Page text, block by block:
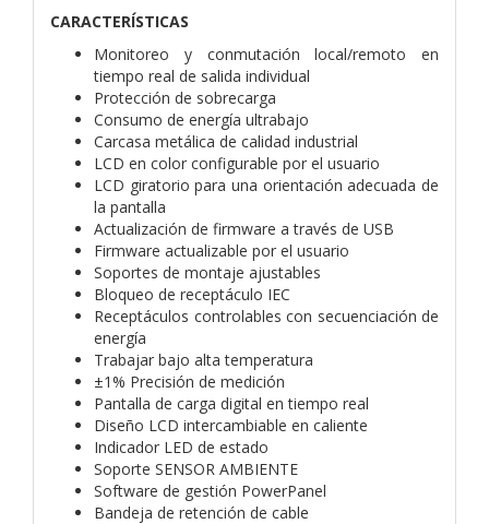
CARACTERÍSTICAS
Monitoreo y conmutación local/remoto en
tiempo real de salida individual
Protección de sobrecarga
Consumo de energía ultrabajo
Carcasa metálica de calidad industrial
LCD en color configurable por el usuario
LCD giratorio para una orientación adecuada de
la pantalla
Actualización de firmware a través de USB
Firmware actualizable por el usuario
Soportes de montaje ajustables
Bloqueo de receptáculo IEC
Receptáculos controlables con secuenciación de
energía
Trabajar bajo alta temperatura
±1% Precisión de medición
Pantalla de carga digital en tiempo real
Diseño LCD intercambiable en caliente
Indicador LED de estado
Soporte SENSOR AMBIENTE
Software de gestión PowerPanel
Bandeja de retención de cable